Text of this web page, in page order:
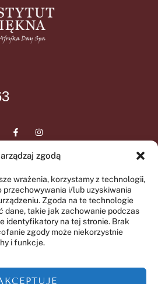
zgodą
wrażenia, korzystamy z technologii,
i/lub uzyskiwania
Zgoda na te technologie
dane, takie jak zachowanie podczas
identyfikatory na tej stronie. Brak
zgody może niekorzystnie
i funkcje.
Regulamin SPA
Regulamin świadczenia
usług drogą elektroniczną
Polityka prywatności